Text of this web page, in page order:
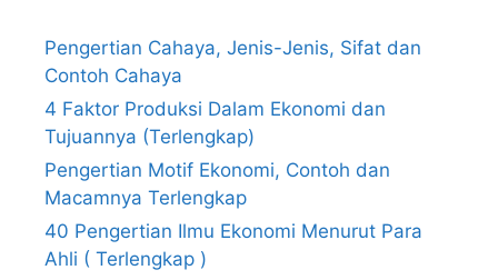
Pengertian Cahaya, Jenis-Jenis, Sifat dan
Contoh Cahaya
4 Faktor Produksi Dalam Ekonomi dan
Tujuannya (Terlengkap)
Pengertian Motif Ekonomi, Contoh dan
Macamnya Terlengkap
40 Pengertian Ilmu Ekonomi Menurut Para
Ahli ( Terlengkap )